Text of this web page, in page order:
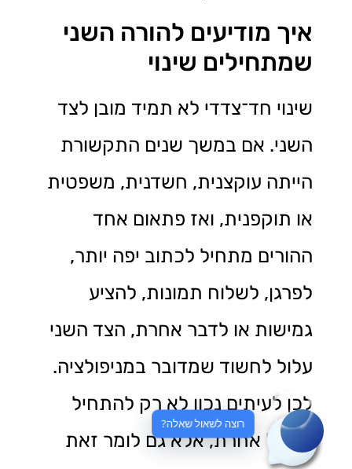
איך מודיעים להורה השני
שמתחילים שינוי
שינוי חד־צדדי לא תמיד מובן לצד
השני. אם במשך שנים התקשורת
הייתה עוקצנית, חשדנית, משפטית
או תוקפנית, ואז פתאום אחד
ההורים מתחיל לכתוב יפה יותר,
לפרגן, לשלוח תמונות, להציע
גמישות או לדבר אחרת, הצד השני
עלול לחשוד שמדובר במניפולציה.
לכן לעיתים נכון לא רק להתחיל
לפעול אחרת, אלא גם לומר זאת
רוצה לשאול שאלה?